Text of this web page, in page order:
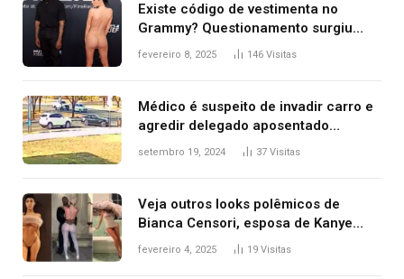
Existe código de vestimenta no
Grammy? Questionamento surgiu
após Bianca Censori, mulher de
fevereiro 8, 2025 146 Visitas
Médico é suspeito de invadir carro e
agredir delegado aposentado
durante confusão no trânsito
setembro 19, 2024 37 Visitas
Veja outros looks polêmicos de
Bianca Censori, esposa de Kanye
West que apareceu nua no Grammy
fevereiro 4, 2025 19 Visitas